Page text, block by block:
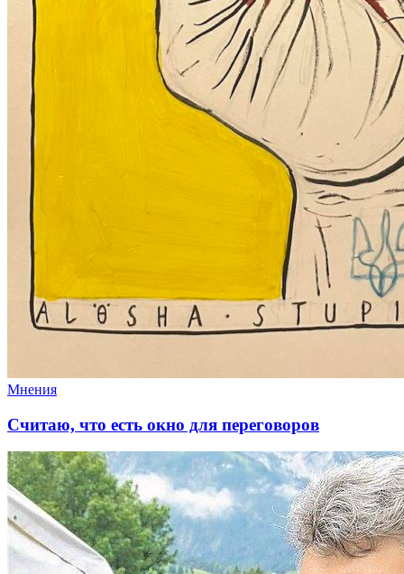
Мнения
Считаю, что есть окно для переговоров